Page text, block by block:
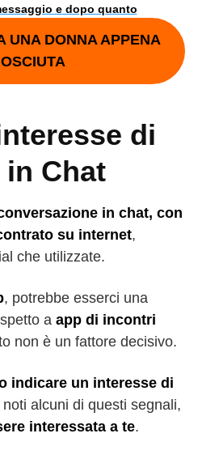
e dopo quanto
UNA DONNA APPENA
di
in Chat
in chat, con
su internet,
che utilizzate.
, potrebbe esserci una
a app di incontri
non è un fattore decisivo.
indicare un interesse di
noti alcuni di questi segnali,
interessata a te.